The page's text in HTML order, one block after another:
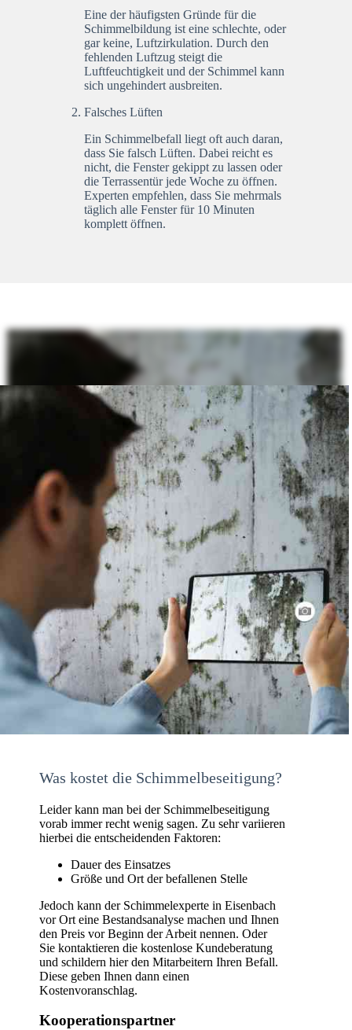
Eine der häufigsten Gründe für die
Schimmelbildung ist eine schlechte, oder
gar keine, Luftzirkulation. Durch den
fehlenden Luftzug steigt die
Luftfeuchtigkeit und der Schimmel kann
sich ungehindert ausbreiten.
Falsches Lüften
Ein Schimmelbefall liegt oft auch daran,
dass Sie falsch Lüften. Dabei reicht es
nicht, die Fenster gekippt zu lassen oder
die Terrassentür jede Woche zu öffnen.
Experten empfehlen, dass Sie mehrmals
täglich alle Fenster für 10 Minuten
komplett öffnen.
Was kostet die Schimmelbeseitigung?
Leider kann man bei der Schimmelbeseitigung
vorab immer recht wenig sagen. Zu sehr variieren
hierbei die entscheidenden Faktoren:
Dauer des Einsatzes
Größe und Ort der befallenen Stelle
Jedoch kann der Schimmelexperte in Eisenbach
vor Ort eine Bestandsanalyse machen und Ihnen
den Preis vor Beginn der Arbeit nennen. Oder
Sie kontaktieren die kostenlose Kundeberatung
und schildern hier den Mitarbeitern Ihren Befall.
Diese geben Ihnen dann einen
Kostenvoranschlag.
Kooperationspartner